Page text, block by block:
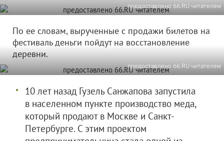
предоставлено 66.RU читателем
По ее словам, вырученные с продажи билетов на
фестиваль деньги пойдут на восстановление
деревни.
предоставлено 66.RU читателем
10 лет назад Гузель Санжапова запустила
в населенном пункте производство меда,
который продают в Москве и Санкт-
Петербурге. С этим проектом